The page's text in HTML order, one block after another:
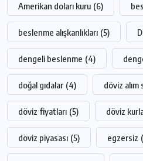
Amerikan doları kuru (6)
beslenme alışkanlıkları (5)
dengeli beslenme (4)
doğal gıdalar (4) döviz alım
döviz fiyatları (5) döviz
döviz piyasası (5) egzersiz